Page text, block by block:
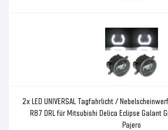
2x LED UNIVERSAL Tagfahrlicht /
R87 DRL für Mitsubishi Delica Eclipse Galant
Pajero